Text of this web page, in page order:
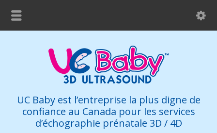
UC Baby est l’entreprise la plus digne de
confiance au Canada pour les services
d’échographie prénatale 3D / 4D